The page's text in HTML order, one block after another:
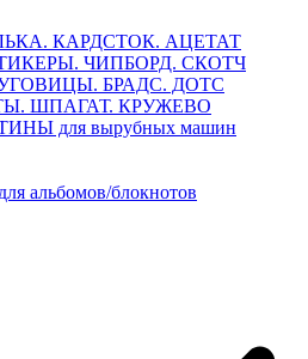
КАРДСТОК. АЦЕТАТ
ЧИПБОРД. СКОТЧ
БРАДС. ДОТС
ШПАГАТ. КРУЖЕВО
для вырубных машин
альбомов/блокнотов